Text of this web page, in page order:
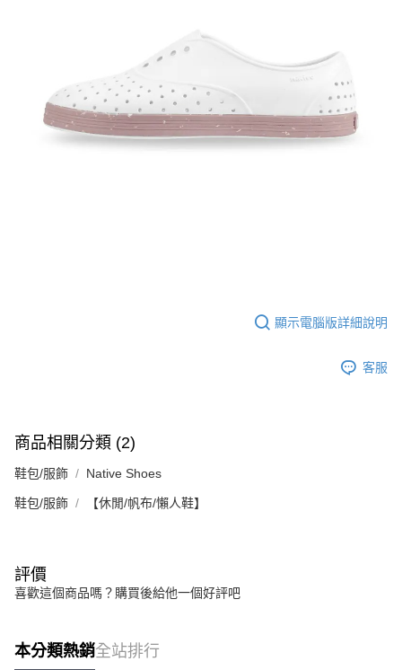
顯示電腦版詳細說明
客服
商品相關分類 (2)
鞋包/服飾 Native Shoes
鞋包/服飾 【休閒/帆布/懶人鞋】
評價
喜歡這個商品嗎？購買後給他一個好評吧
本分類熱銷全站排行